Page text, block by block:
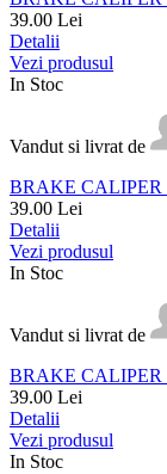
39.00 Lei
Detalii
Vezi produsul
In Stoc
Vandut si livrat de
BRAKE CALIPER
39.00 Lei
Detalii
Vezi produsul
In Stoc
Vandut si livrat de
BRAKE CALIPER
39.00 Lei
Detalii
Vezi produsul
In Stoc